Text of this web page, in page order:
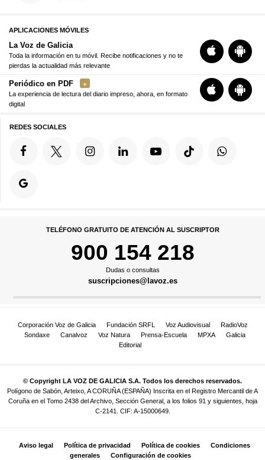
APLICACIONES MÓVILES
La Voz de Galicia
Toda la información en tu móvil. Recibe notificaciones y no te
pierdas la actualidad más relevante
Periódico en PDF
La experiencia de lectura del diario impreso, ahora, en formato
digital
REDES SOCIALES
TELÉFONO GRATUITO DE ATENCIÓN AL SUSCRIPTOR
900 154 218
Dudas o consultas
suscripciones@lavoz.es
Corporación Voz de Galicia Fundación SRFL Voz Audiovisual
RadioVoz
Sondaxe
Canalvoz Voz Natura Prensa-Escuela MPXA
Galicia
Editorial
© Copyright LA VOZ DE GALICIA S.A. Todos los derechos reservados.
Polígono de Sabón, Arteixo, A CORUÑA (ESPAÑA) Inscrita en el Registro Mercantil de A
Coruña en el Tomo 2438 del Archivo, Sección General, a los folios 91 y siguientes, hoja
C-2141. CIF: A-15000649.
Aviso legal Política de privacidad Política de cookies
Condiciones
generales
Configuración de cookies